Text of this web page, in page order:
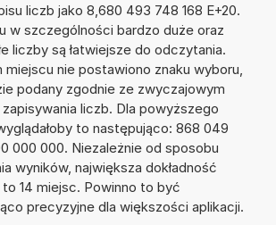
liczb jako 8,680 493 748 168 E+20.
w szczególności bardzo duże oraz
liczby są łatwiejsze do odczytania.
nie postawiono znaku wyboru,
podany zgodnie ze zwyczajowym
liczb. Dla powyższego
to następująco: 868 049
000 000. Niezależnie od sposobu
wyników, największa dokładność
14 miejsc. Powinno to być
precyzyjne dla większości aplikacji.